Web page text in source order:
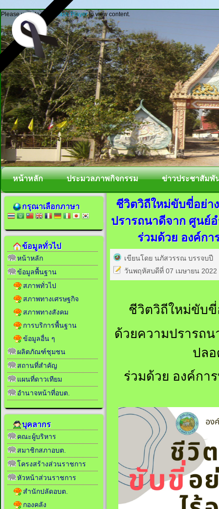
Please update your Flash Playerto view content.
หน้าหลัก ประมวลภาพกิจกรรม ข่าวประชาสัมพั
ชีวิตวิถีใหม่ขับขี่อย่า
ปรารถนาดีจาก ศูนย์
ร่วมด้วย องค์ก
เขียนโดย นภัสวรรณ บรรจบปี
วันพฤหัสบดีที่ 07 เมษายน 2022
ชีวิตวิถีใหม่ขับขี่
ด้วยความปรารถ
ปล
ร่วมด้วย องค์กา
กรุณาเลือกภาษา
ข้อมูลทั่วไป
หน้าหลัก
ข้อมูลพื้นฐาน
สภาพทั่วไป
สภาพทางเศรษฐกิจ
สภาพทางสังคม
การบริการพื้นฐาน
ข้อมูลอื่น ๆ
ผลิตภัณฑ์ชุมชน
สถานที่สำคัญ
แผนที่ดาวเทียม
อำนาจหน้าที่อบต.
บุคลากร
คณะผู้บริหาร
สมาชิกสภาอบต.
โครงสร้างส่วนราชการ
หัวหน้าส่วนราชการ
สำนักปลัดอบต.
กองคลัง